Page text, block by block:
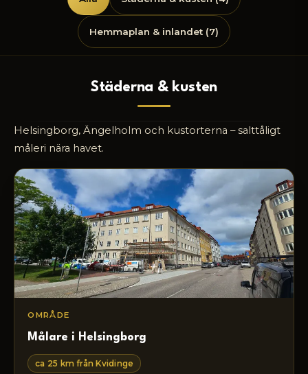
Hemmaplan & inlandet (7)
Städerna & kusten
Helsingborg, Ängelholm och kustorterna – salttåligt
måleri nära havet.
OMRÅDE
Målare i Helsingborg
ca 25 km från Kvidinge